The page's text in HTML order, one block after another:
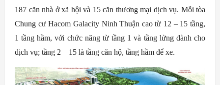
187 căn nhà ở xã hội và 15 căn thương mại dịch vụ. Mỗi tòa
Chung cư Hacom Galacity Ninh Thuận cao từ 12 – 15 tầng,
1 tầng hầm, với chức năng từ tầng 1 và tầng lửng dành cho
dịch vụ; tầng 2 – 15 là tầng căn hộ, tầng hầm để xe.